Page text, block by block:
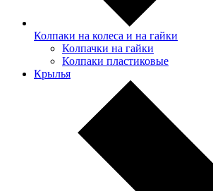
Колпаки на колеса и на гайки
Колпачки на гайки
Колпаки пластиковые
Крылья